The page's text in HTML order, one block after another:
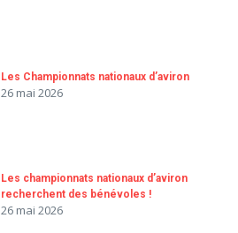
Les Championnats nationaux d’aviron
26 mai 2026
Les championnats nationaux d’aviron
recherchent des bénévoles !
26 mai 2026